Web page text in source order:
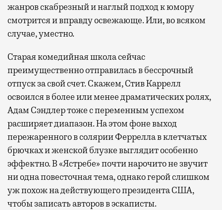
жанров скабрезный и наглый подход к юмору
смотрится и вправду освежающе. Или, во всяком
случае, уместно.
Старая комедийная школа сейчас
преимущественно отправилась в бессрочный
отпуск за свой счет. Скажем, Стив Каррелл
освоился в более или менее драматических ролях,
Адам Сэндлер тоже с переменным успехом
расширяет диапазон. На этом фоне выход
пережаренного в солярии Феррелла в клетчатых
брючках и женской блузке выглядит особенно
эффектно. В «Ястребе» почти нарочито не звучит
ни одна повесточная тема, однако герой слишком
уж похож на действующего президента США,
чтобы записать авторов в эскаписты.